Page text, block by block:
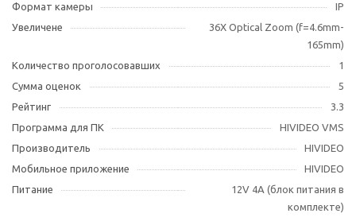
Формат камеры
IP
Увеличене
36X Optical Zoom (f=4.6mm-
165mm)
Количество проголосовавших
1
Сумма оценок
5
Рейтинг
3.3
Программа для ПК
HIVIDEO VMS
Производитель
HIVIDEO
Мобильное приложение
HIVIDEO
Питание
12V 4A (блок питания в
комплекте)